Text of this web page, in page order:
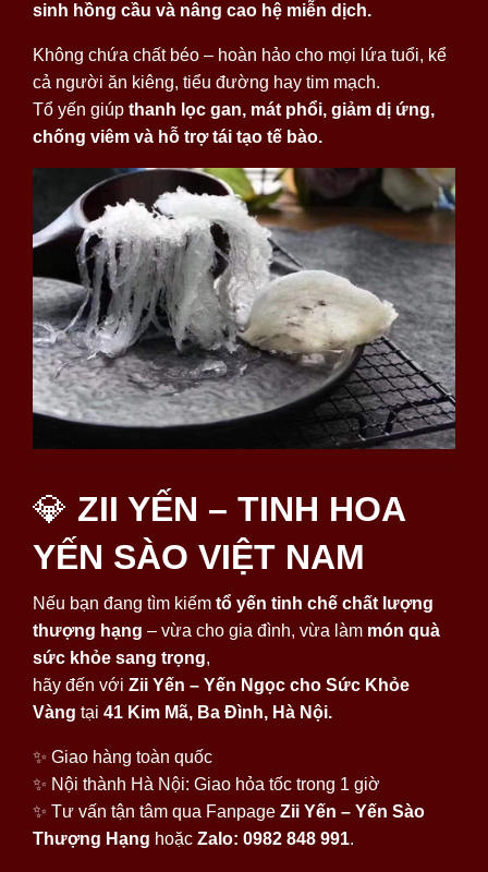
sinh hồng cầu và nâng cao hệ miễn dịch.
Không chứa chất béo – hoàn hảo cho mọi lứa tuổi, kể
cả người ăn kiêng, tiểu đường hay tim mạch.
Tổ yến giúp thanh lọc gan, mát phổi, giảm dị ứng,
chống viêm và hỗ trợ tái tạo tế bào.
💎 ZII YẾN – TINH HOA
YẾN SÀO VIỆT NAM
Nếu bạn đang tìm kiếm tổ yến tinh chế chất lượng
thượng hạng – vừa cho gia đình, vừa làm món quà
sức khỏe sang trọng,
hãy đến với Zii Yến – Yến Ngọc cho Sức Khỏe
Vàng tại 41 Kim Mã, Ba Đình, Hà Nội.
✨ Giao hàng toàn quốc
✨ Nội thành Hà Nội: Giao hỏa tốc trong 1 giờ
✨ Tư vấn tận tâm qua Fanpage Zii Yến – Yến Sào
Thượng Hạng hoặc Zalo: 0982 848 991.